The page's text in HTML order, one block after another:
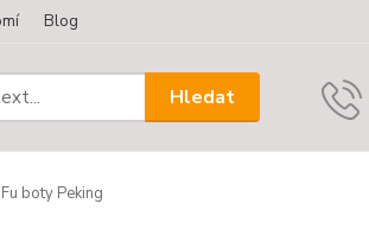
Blog
Hledat
boty Peking